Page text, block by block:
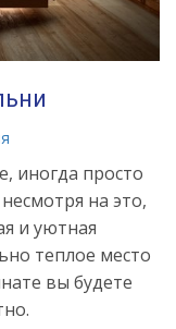
иногда просто
на это,
и уютная
теплое место
вы будете